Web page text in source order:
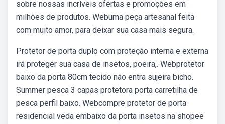
sobre nossas incríveis ofertas e promoções em
milhões de produtos. Webuma peça artesanal feita
com muito amor, para deixar sua casa mais segura.
Protetor de porta duplo com proteção interna e externa
irá proteger sua casa de insetos, poeira,. Webprotetor
baixo da porta 80cm tecido não entra sujeira bicho.
Summer pesca 3 capas protetora porta carretilha de
pesca perfil baixo. Webcompre protetor de porta
residencial veda embaixo da porta insetos na shopee